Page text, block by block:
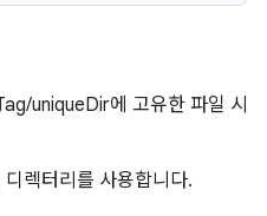
uniqueDir에 고유한 파일 시
렉터리를 사용합니다.